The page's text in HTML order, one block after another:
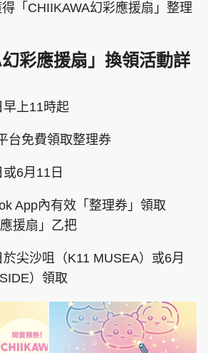
The Standard
EDUPLUS
使用條款
網 版權所有 . 不得轉載
All rights reserved.
「CHIIKAWA幻彩應援扇」整理
幻彩應援扇」換領活動詳
上11時起
台免費領取整理券
6月11日
App內有效「整理券」領取
援扇」乙把
尖沙咀（K11 MUSEA）或6月
）領取